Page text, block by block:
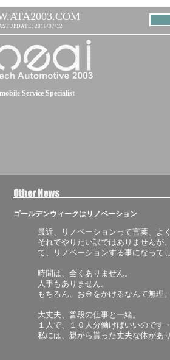
2016/07/12
Service Specialist
ゴールデンウィークはリノベーション
最近、リノベーションって言葉、よ
それでやりたい訳ではありませんが
て、リノベーションする事になって
時間は、全くありません。
人手もありません。
もちろん、お金をかけるなんて無理
大丈夫、普段の仕事と一緒。
１人で、１０人分働けばいいのです
私には、親から貰った丈夫な体があ